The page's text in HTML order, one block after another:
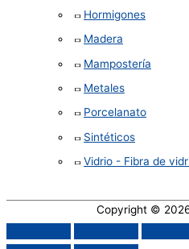
Hormigones
Madera
Mampostería
Metales
Porcelanato
Sintéticos
Vidrio - Fibra de
Copyright ©